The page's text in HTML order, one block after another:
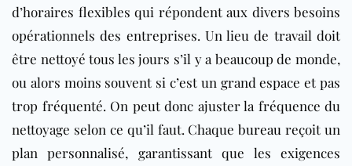
d’horaires flexibles qui répondent aux divers besoins
opérationnels des entreprises. Un lieu de travail doit
être nettoyé tous les jours s’il y a beaucoup de monde,
ou alors moins souvent si c’est un grand espace et pas
trop fréquenté. On peut donc ajuster la fréquence du
nettoyage selon ce qu’il faut. Chaquebureau reçoit un
plan personnalisé, garantissant que les exigences